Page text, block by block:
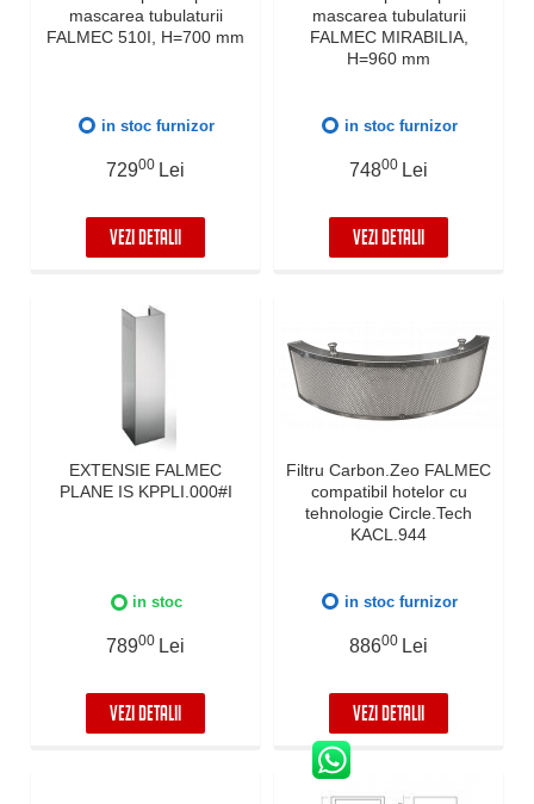
mascarea tubulaturii
FALMEC 510I, H=700 mm
in stoc furnizor
72900 Lei
VEZI DETALII
mascarea tubulaturii
FALMEC MIRABILIA,
H=960 mm
in stoc furnizor
74800 Lei
VEZI DETALII
EXTENSIE FALMEC
PLANE IS KPPLI.000#I
in stoc
78900 Lei
VEZI DETALII
Filtru Carbon.Zeo FALMEC
compatibil hotelor cu
tehnologie Circle.Tech
KACL.944
in stoc furnizor
88600 Lei
VEZI DETALII